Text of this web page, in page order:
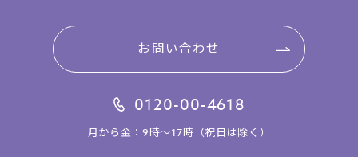
お問い合わせ
0120-00-4618
月から金：9時～17時（祝日は除く）